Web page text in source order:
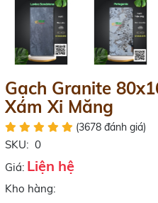
Gạch Granite
Xám Xi Măng
(3678 đánh giá)
SKU: 0
Giá: Liện hệ
Kho hàng: